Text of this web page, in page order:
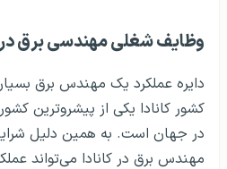
وظایف شغلی مهندسی برق در
دایره عملکرد یک مهندس برق
کشور کانادا یکی از پیشروترین
در جهان است. به همین دلیل
مهندس برق در کانادا می‌تواند